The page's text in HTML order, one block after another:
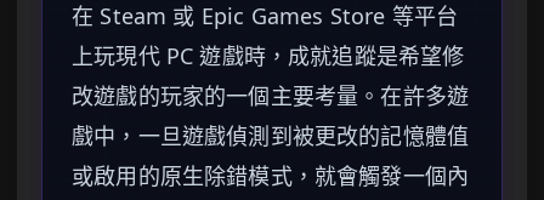
在 Steam 或 Epic Games Store 等平台
上玩現代 PC 遊戲時，成就追蹤是希望修
改遊戲的玩家的一個主要考量。在許多遊
戲中，一旦遊戲偵測到被更改的記憶體值
或啟用的原生除錯模式，就會觸發一個內